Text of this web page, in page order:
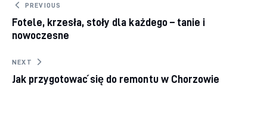
Nawigacja
wpisu
PREVIOUS
Fotele, krzesła, stoły dla każdego – tanie i
nowoczesne
NEXT
Jak przygotować się do remontu w Chorzowie